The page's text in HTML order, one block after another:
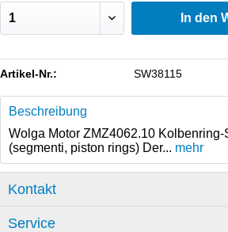
In den
Artikel-Nr.: SW38115
Beschreibung
Wolga Motor ZMZ4062.10
(segmenti, piston rings) Der... mehr
Kontakt
Service